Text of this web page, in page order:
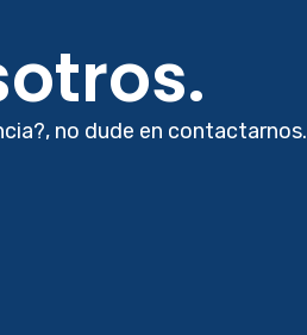
no dude en contactarnos.